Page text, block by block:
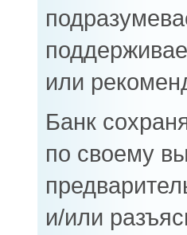
или
Банк
по своему
и/или